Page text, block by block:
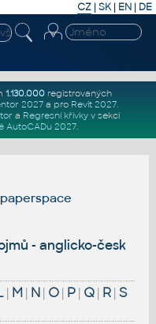
CZ | SK| EN | DE
1.130.000registrovaných
2027a pro Revit 2027.
a Regresní křivkyv sekci
AutoCADu 2027.
- anglicko-český
| M| N| O| P| Q| R| S